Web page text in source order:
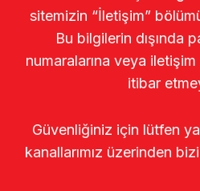
sitemizin “İletişim”
Bu bilgilerin dışında
numaralarına veya
itibar
Güvenliğiniz için lütfen
kanallarımız üzerinden